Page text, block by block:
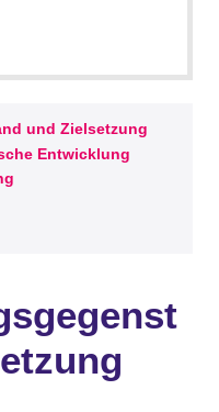
und Zielsetzung
Entwicklung